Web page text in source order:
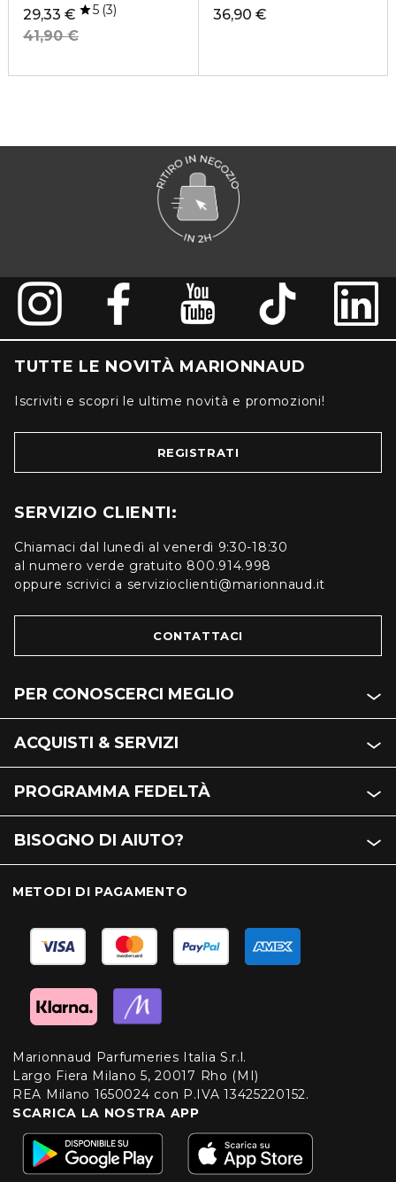
29,33 €
41,90 €
5 3
36,90 €
TUTTE LE NOVITÀ MARIONNAUD
Iscriviti e scopri le ultime novità e promozioni!
REGISTRATI
SERVIZIO CLIENTI:
Chiamaci dal lunedì al venerdì 9:30-18:30
al numero verde gratuito 800.914.998
oppure scrivici a servizioclienti@marionnaud.it
CONTATTACI
PER CONOSCERCI MEGLIO
ACQUISTI & SERVIZI
PROGRAMMA FEDELTÀ
BISOGNO DI AIUTO?
METODI DI PAGAMENTO
Marionnaud Parfumeries Italia S.r.l.
Largo Fiera Milano 5, 20017 Rho (MI)
REA Milano 1650024 con P.IVA 13425220152.
SCARICA LA NOSTRA APP